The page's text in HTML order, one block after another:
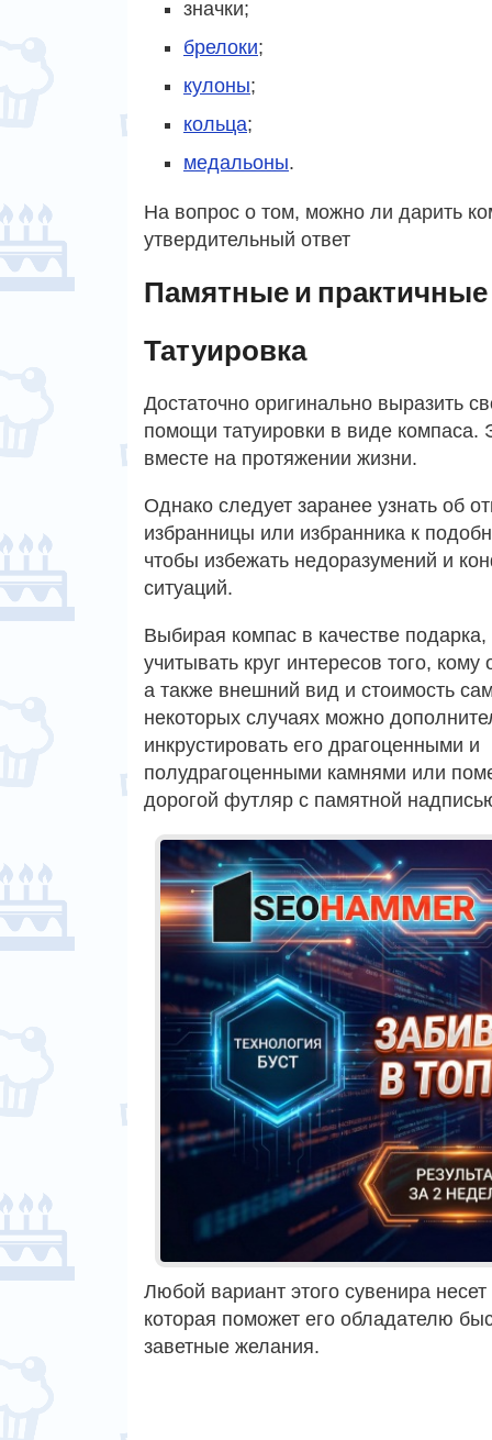
значки;
брелоки;
кулоны;
кольца;
медальоны.
На вопрос о том, можно ли дарить
утвердительный ответ
Памятные и
Татуировка
Достаточно оригинально выразить
помощи татуировки в виде компаса.
вместе на протяжении жизни.
Однако следует заранее узнать об
избранницы или избранника к
чтобы избежать недоразумений и
ситуаций.
Выбирая компас в качестве подарка,
учитывать круг интересов того,
а также внешний вид и стоимость
некоторых случаях можно
инкрустировать его драгоценными и
полудрагоценными камнями или
дорогой футляр с памятной
Любой вариант этого сувенира
которая поможет его обладателю
заветные желания.